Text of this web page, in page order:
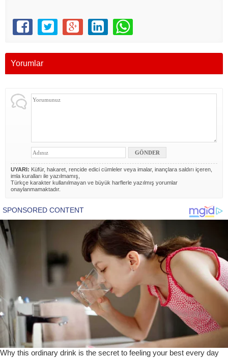
Yorumlar
UYARI: Küfür, hakaret, rencide edici cümleler veya imalar, inançlara saldırı içeren,
imla kuralları ile yazılmamış,
Türkçe karakter kullanılmayan ve büyük harflerle yazılmış yorumlar
onaylanmamaktadır.